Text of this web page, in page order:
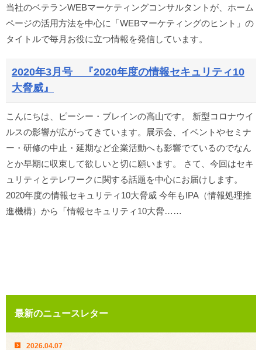
当社のベテランWEBマーケティングコンサルタントが、ホーム
ページの活用方法を中心に「WEBマーケティングのヒント」の
タイトルで毎月お役に立つ情報を発信しています。
2020年3月号 『2020年度の情報セキュリティ10
大脅威』
こんにちは、ピーシー・ブレインの高山です。 新型コロナウイ
ルスの影響が広がってきています。展示会、イベントやセミナ
ー・研修の中止・延期など企業活動へも影響でているのでなん
とか早期に収束して欲しいと切に願います。 さて、今回はセキ
ュリティとテレワークに関する話題を中心にお届けします。
2020年度の情報セキュリティ10大脅威 今年もIPA（情報処理推
進機構）から「情報セキュリティ10大脅……
最新のニュースレター
2026.04.07